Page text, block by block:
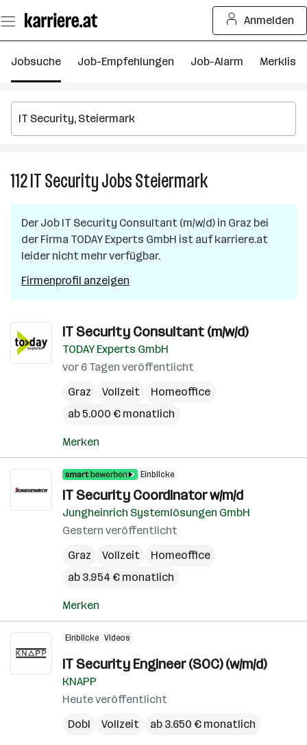
Seiteninhalt
springen
Anmelden
Jobsuche Job-Empfehlungen Job-Alarm Merkliste
112IT SecurityJobsSteiermark112
Jobs
in
Der Job IT Security Consultant (m/w/d) in Graz bei
der Firma TODAY Experts GmbH ist auf karriere.at
leider nicht mehr verfügbar.
Firmenprofil anzeigen
IT Security Consultant (m/w/d)
TODAY Experts GmbH
vor 6 Tagen veröffentlicht
Graz
Vollzeit
Homeoffice
ab 5.000 € monatlich
Merken
Einblicke
IT Security Coordinator w/m/d
Jungheinrich Systemlösungen GmbH
Gestern veröffentlicht
Graz
Vollzeit
Homeoffice
ab 3.954 € monatlich
Merken
Einblicke Videos
IT Security Engineer (SOC) (w/m/d)
KNAPP
Heute veröffentlicht
Dobl
Vollzeit ab 3.650 € monatlich